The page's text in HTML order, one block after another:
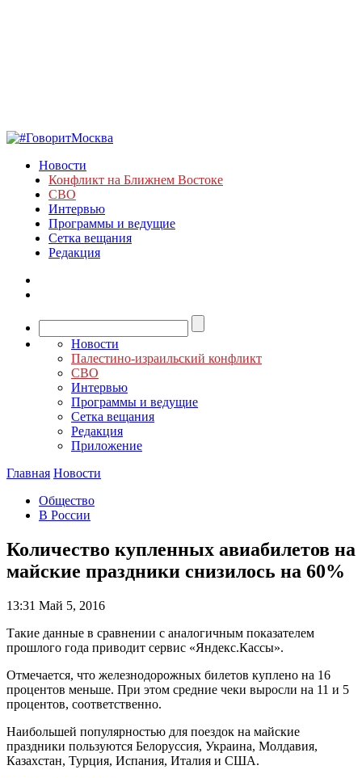
Новости
Конфликт на Ближнем Востоке
СВО
Интервью
Программы и ведущие
Сетка вещания
Редакция
Новости
Палестино-израильский конфликт
СВО
Интервью
Программы и ведущие
Сетка вещания
Редакция
Приложение
Главная Новости
Общество
В России
Количество купленных авиабилетов на
майские праздники снизилось на 60%
13:31 Май 5, 2016
Такие данные в сравнении с аналогичным показателем
прошлого года приводит сервис «Яндекс.Кассы».
Отмечается, что железнодорожных билетов куплено на 16
процентов меньше. При этом средние чеки выросли на 11 и 5
процентов, соответственно.
Наибольшей популярностью для поездок на майские
праздники пользуются Белоруссия, Украина, Молдавия,
Казахстан, Турция, Испания, Италия и США.